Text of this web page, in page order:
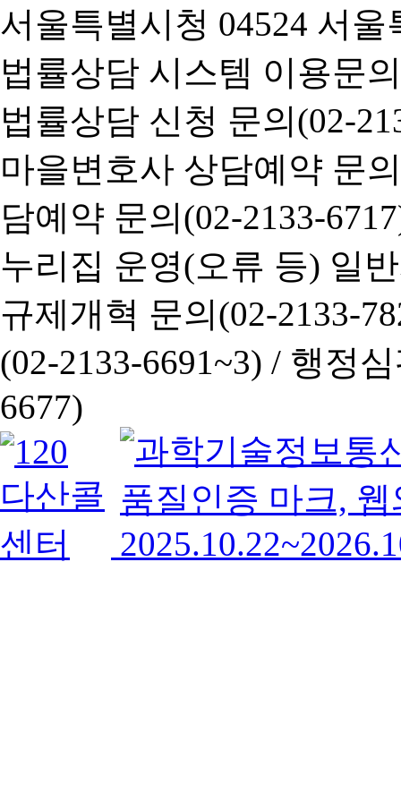
서울특별시청 04524 서
법률상담 시스템 이용문
법률상담 신청 문의(02-
마을변호사 상담예약 문
담예약 문의(02-2133-
누리집 운영(오류 등) 일
규제개혁 문의(02-2133-
(02-2133-6691~3) / 행정심
6677)